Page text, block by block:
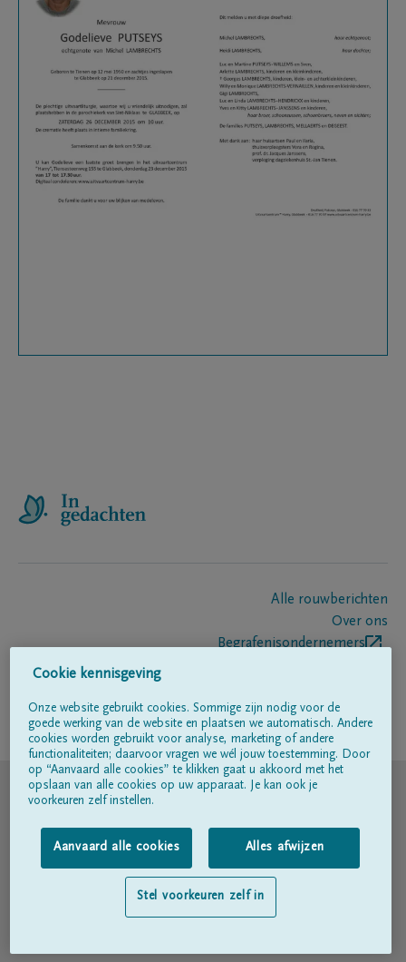
Alle rouwberichten
Over ons
Begrafenisondernemers
Volg ons op
© DELA
Gebruiksvoorwaarden
Privacyverklaring
Toegankelijkheidsverklaring
Cookie kennisgeving
Onze website gebruikt cookies. Sommige zijn nodig voor de
goede werking van de website en plaatsen we automatisch. Andere
cookies worden gebruikt voor analyse, marketing of andere
functionaliteiten; daarvoor vragen we wél jouw toestemming. Door
op “Aanvaard alle cookies” te klikken gaat u akkoord met het
opslaan van alle cookies op uw apparaat. Je kan ook je
voorkeuren zelf instellen.
Aanvaard alle cookies Alles afwijzen
Stel voorkeuren zelf in